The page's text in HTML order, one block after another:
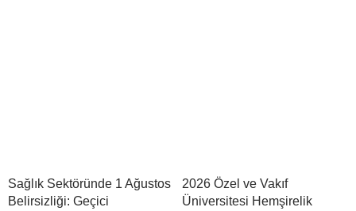
Sağlık Sektöründe 1 Ağustos
Belirsizliği: Geçici
2026 Özel ve Vakıf
Üniversitesi Hemşirelik